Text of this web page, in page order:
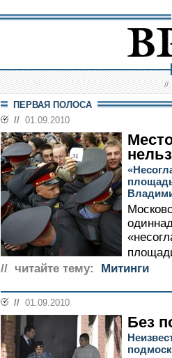
//
ПЕРВАЯ ПОЛОСА
// 01.09.2010
// читайте тему:
Митинги
// 01.09.2010
Без